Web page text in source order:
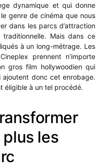
dynamique et qui donne
genre de cinéma que nous
dans les parcs d’attraction
Mais dans ce
à un long-métrage. Les
prennent n’importe
gros film hollywoodien qui
donc cet enrobage.
éligible à un tel procédé.
les